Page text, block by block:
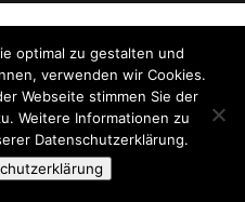
optimal zu gestalten und
verwenden wir Cookies.
Webseite stimmen Sie der
Weitere Informationen zu
Datenschutzerklärung.